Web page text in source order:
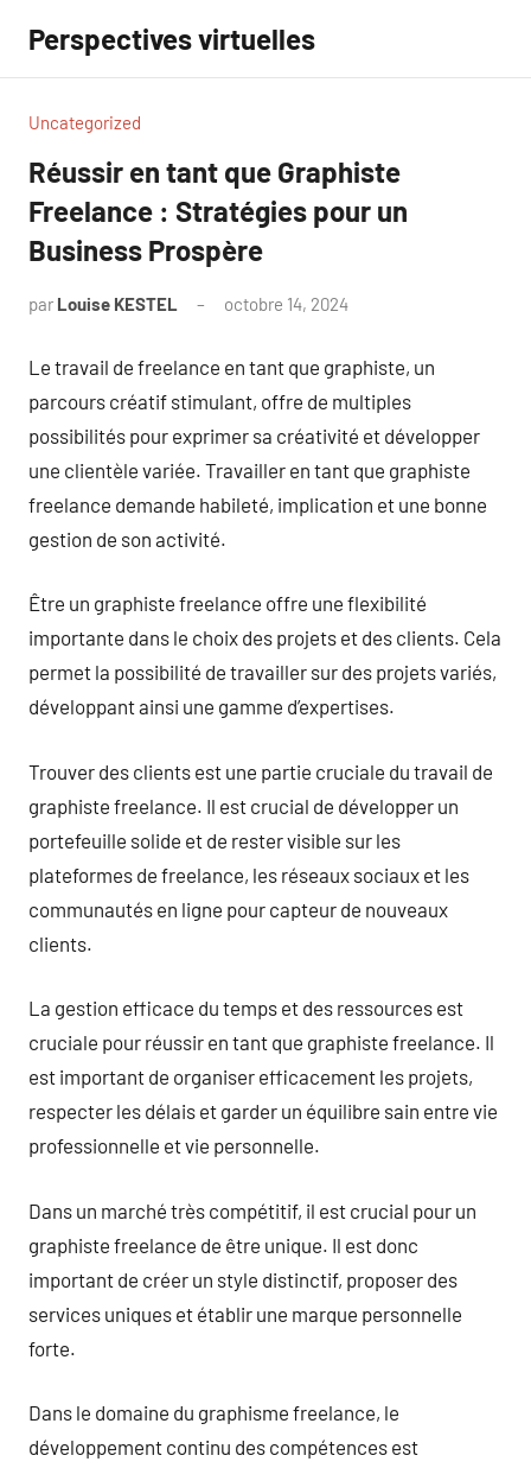
contenu
Perspectives virtuelles
Uncategorized
Réussir en tant que Graphiste
Freelance : Stratégies pour un
Business Prospère
par Louise KESTEL octobre 14, 2024
Le travail de freelance en tant que graphiste, un
parcours créatif stimulant, offre de multiples
possibilités pour exprimer sa créativité et développer
une clientèle variée. Travailler en tant que graphiste
freelance demande habileté, implication et une bonne
gestion de son activité.
Être un graphiste freelance offre une flexibilité
importante dans le choix des projets et des clients. Cela
permet la possibilité de travailler sur des projets variés,
développant ainsi une gamme d’expertises.
Trouver des clients est une partie cruciale du travail de
graphiste freelance. Il est crucial de développer un
portefeuille solide et de rester visible sur les
plateformes de freelance, les réseaux sociaux et les
communautés en ligne pour capteur de nouveaux
clients.
La gestion efficace du temps et des ressources est
cruciale pour réussir en tant que graphiste freelance. Il
est important de organiser efficacement les projets,
respecter les délais et garder un équilibre sain entre vie
professionnelle et vie personnelle.
Dans un marché très compétitif, il est crucial pour un
graphiste freelance de être unique. Il est donc
important de créer un style distinctif, proposer des
services uniques et établir une marque personnelle
forte.
Dans le domaine du graphisme freelance, le
développement continu des compétences est